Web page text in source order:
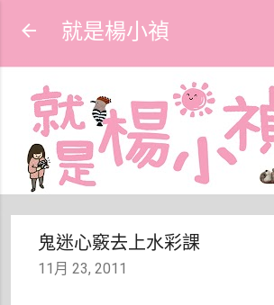
就是楊小禎
鬼迷心竅去上水彩課
11月 23, 2011